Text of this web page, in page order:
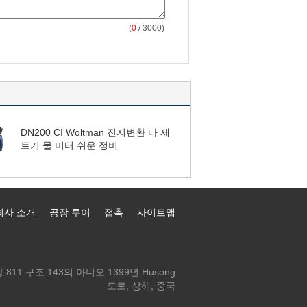
(0 / 3000)
DN200 CI Woltman 진지변환 다 제
트기 물 미터 쉬운 정비
사이트맵
접촉
공장 투어
사 소개
811 구조 143의 아니오 1399년 Husong
도로, 상해, 중국